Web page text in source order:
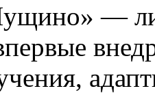
—